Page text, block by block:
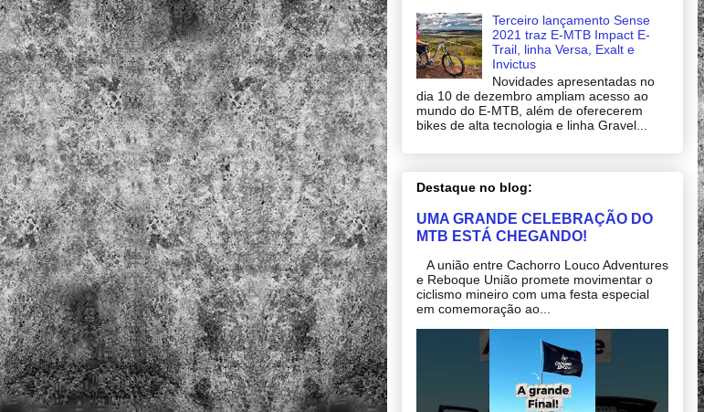
Terceiro lançamento Sense
2021 traz E-MTB Impact E-
Trail, linha Versa, Exalt e
Invictus
Novidades apresentadas no
dia 10 de dezembro ampliam acesso ao
mundo do E-MTB, além de oferecerem
bikes de alta tecnologia e linha Gravel...
Destaque no blog:
UMA GRANDE CELEBRAÇÃO DO
MTB ESTÁ CHEGANDO!
A união entre Cachorro Louco Adventures
e Reboque União promete movimentar o
ciclismo mineiro com uma festa especial
em comemoração ao...